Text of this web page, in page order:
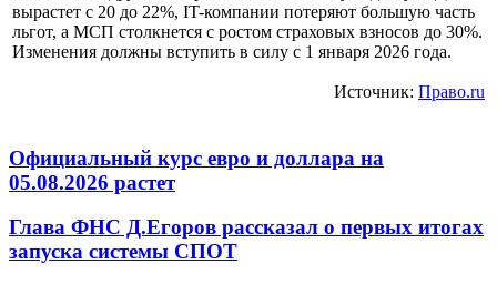
вырастет с 20 до 22%, IT-компании потеряют большую часть
льгот, а МСП столкнется с ростом страховых взносов до 30%.
Изменения должны вступить в силу с 1 января 2026 года.
Источник: Право.ru
Официальный курс евро и доллара на
05.08.2026 растет
Глава ФНС Д.Егоров рассказал о первых итогах
запуска системы СПОТ